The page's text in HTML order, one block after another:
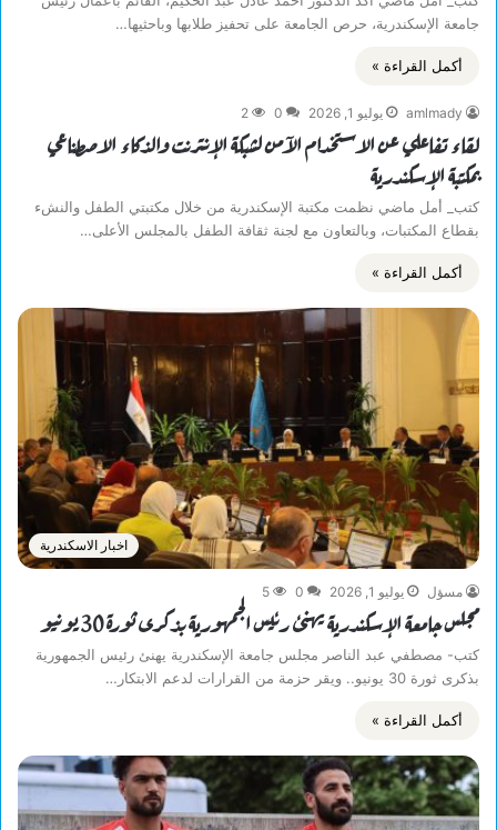
جامعة الإسكندرية، حرص الجامعة على تحفيز طلابها وباحثيها…
أكمل القراءة »
amlmady يوليو 1, 2026 0
2
لقاء تفاعلي عن الاستخدام الآمن لشبكة الإنترنت والذكاء الاصطناعي
بمكتبة الإسكندرية
كتب_ أمل ماضي نظمت مكتبة الإسكندرية من خلال مكتبتي الطفل والنشء
بقطاع المكتبات، وبالتعاون مع لجنة ثقافة الطفل بالمجلس الأعلى…
أكمل القراءة »
اخبار الاسكندرية
مسؤل يوليو 1, 2026 0
5
مجلس جامعة الإسكندرية يهنئ رئيس الجمهورية بذكرى ثورة 30 يونيو
كتب- مصطفي عبد الناصر مجلس جامعة الإسكندرية يهنئ رئيس الجمهورية
بذكرى ثورة 30 يونيو.. ويقر حزمة من القرارات لدعم الابتكار…
أكمل القراءة »